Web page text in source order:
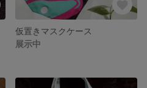
仮置きマスクケース
展示中